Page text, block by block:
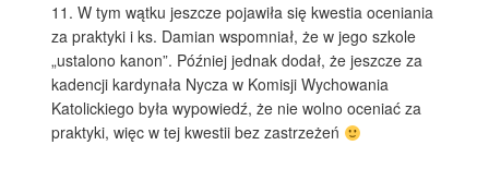
11. W tym wątku jeszcze pojawiła się kwestia oceniania
za praktyki i ks. Damian wspomniał, że w jego szkole
„ustalono kanon”. Później jednak dodał, że jeszcze za
kadencji kardynała Nycza w Komisji Wychowania
Katolickiego była wypowiedź, że nie wolno oceniać za
praktyki, więc w tej kwestii bez zastrzeżeń